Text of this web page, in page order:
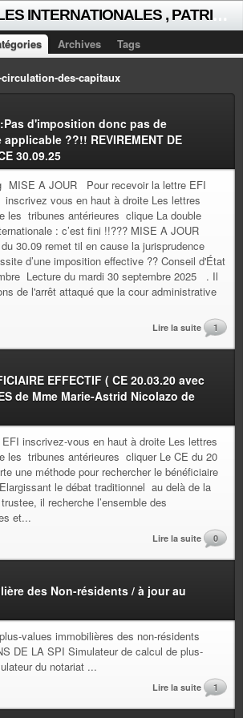
Archives Tags
des-capitaux
d'imposition donc pas de
??!! REVIREMENT DE
30.09.25
MISE A JOUR Pour recevoir la lettre EFI
inscrivez vous en haut à droite Les lettres
les tribunes antérieures clique La double
: c’est fini !!??? MISE A JOUR
du 30.09 remet til en cause la jurisprudence
d’une imposition effective ?? Conseil d'État
Lecture du mardi 30 septembre 2025 . Il
de l'arrêt attaqué que la cour administrative
Lire la suite 1
EFFECTIF ( CE 20.03.20 avec
de Mme Marie-Astrid Nicolazo de
inscrivez-vous en haut à droite Les lettres
les tribunes antérieures cliquer Le CE du 20
une méthode pour rechercher le bénéficiaire
le débat traditionnel au delà de la
il recherche l’ensemble des
et...
Lire la suite 0
des Non-résidents / à jour au
values immobilières des non-résidents
DE LA SPI Simulateur de calcul de plus-
du notariat ...
Lire la suite 1